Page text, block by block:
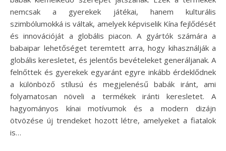
nemcsak a gyerekek játékai, hanem kulturális
szimbólumokká is váltak, amelyek képviselik Kína fejlődését
és innovációját a globális piacon. A gyártók számára a
babaipar lehetőséget teremtett arra, hogy kihasználják a
globális keresletet, és jelentős bevételeket generáljanak. A
felnőttek és gyerekek egyaránt egyre inkább érdeklődnek
a különböző stílusú és megjelenésű babák iránt, ami
folyamatosan növeli a termékek iránti keresletet. A
hagyományos kínai motívumok és a modern dizájn
ötvözése új trendeket hozott létre, amelyeket a fiatalok
is…